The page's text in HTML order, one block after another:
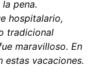
pena.
hospitalario,
tradicional
maravilloso. En
estas vacaciones.